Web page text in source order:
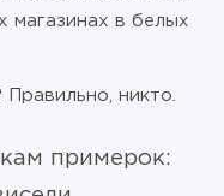
магазинах в белых
никто.
примерок: